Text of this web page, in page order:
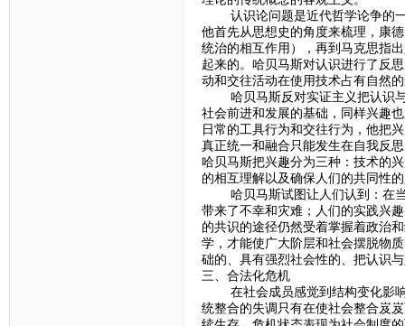
认识论问题是近代哲学论争的一
他首先从思想史的角度来梳理，康
统治的相互作用），再到马克思指
起来的。哈贝马斯对认识进行了反
动和交往活动在使用技术占有自然
哈贝马斯反对实证主义把认识与
社会前进和发展的基础，同样兴趣
日常的工具行为和交往行为，他把
真正统一和融合只能发生在自我反
哈贝马斯把兴趣分为三种：技术的
的相互理解以及确保人们的共同性
哈贝马斯试图让人们认到：在当
带来了不幸和灾难；人们的实践兴
的共识的途径仍然受着掌握着政治
学，才能使广大阶层和社会摆脱物
础的、具有强烈社会性的、把认识
三、合法化危机
在社会成员感觉到结构变化影响
统整合的失调只有在使社会整合岌